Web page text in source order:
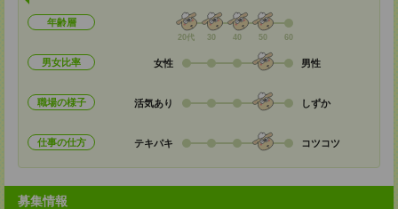
年齢層
20代 30 40 50 60
男女比率 女性 男性
職場の様子 活気あり しずか
仕事の仕方 テキパキ コツコツ
募集情報